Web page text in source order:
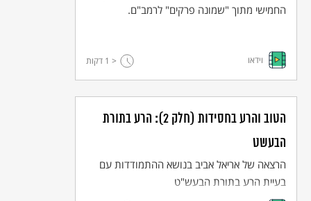
החמישי מתוך "שמונה פרקים" לרמב"ם.
וידאו < 1 דקות
הטוב והרע בחסידות (חלק 2): הרע בתורת
הבעשט
הרצאה של אריאל אביב בנושא ההתמודדות עם
בעיית הרע בתורת הבעש"ט